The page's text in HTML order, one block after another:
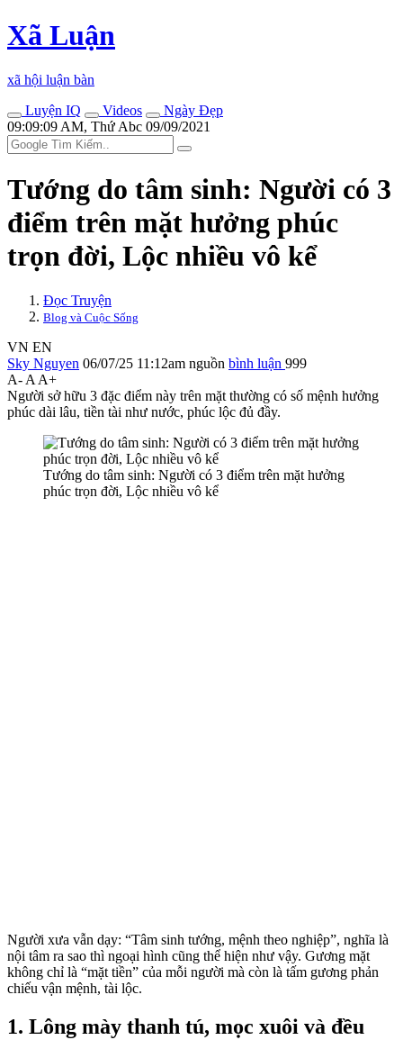
Xã Luận
xã hội luận bàn
Luyện IQ
Videos
Ngày Đẹp
09:09:09 AM, Thứ Abc 09/09/2021
Tướng do tâm sinh: Người có 3
điểm trên mặt hưởng phúc
trọn đời, Lộc nhiều vô kể
Đọc Truyện
Blog và Cuộc Sống
VN EN
Sky Nguyen 06/07/25 11:12am nguồn bình luận 999
A- A A+
Người sở hữu 3 đặc điểm này trên mặt thường có số mệnh hưởng
phúc dài lâu, tiền tài như nước, phúc lộc đủ đầy.
Tướng do tâm sinh: Người có 3 điểm trên mặt hưởng
phúc trọn đời, Lộc nhiều vô kể
Người xưa vẫn dạy: “Tâm sinh tướng, mệnh theo nghiệp”, nghĩa là
nội tâm ra sao thì ngoại hình cũng thể hiện như vậy. Gương mặt
không chỉ là “mặt tiền” của mỗi người mà còn là tấm gương phản
chiếu vận mệnh, tài lộc.
1. Lông mày thanh tú, mọc xuôi và đều